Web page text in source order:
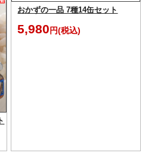
おかずの一品 7種14缶セット
5,980 円(税込)